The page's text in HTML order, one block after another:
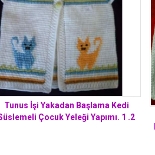
Tunus İşi Yakadan Başlama Kedi
Çocuk Yeleği Yapımı. 1 .2